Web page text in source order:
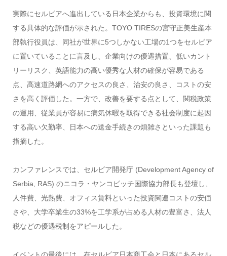
実際にセルビアへ進出している日本企業からも、投資環境に関
する具体的な評価が示された。TOYO TIRESの宮守正美生産本
部執行役員は、同社が世界に5つしかない工場の1つをセルビア
に置いていることに言及し、企業向けの優遇措置、低いカント
リーリスク、英語能力の高い優秀な人材の確保が容易である
点、高速道路網へのアクセスの良さ、治安の良さ、コストの安
さを高く評価した。一方で、改善を要する点として、関税政策
の運用、従業員が容易に病気休暇を取得できる社会制度に起因
する高い欠勤率、日本への送金手続きの煩雑さといった課題も
指摘した。
カンファレンスでは、セルビア開発庁 (Development Agency of
Serbia, RAS) のニコラ・ヤンコビッチ国際協力部長も登壇し、
人件費、光熱費、オフィス賃料といった投資関連コストの安価
さや、大学卒業生の33%を工学系が占める人材の豊富さ、法人
税などの優遇税制をアピールした。
イベントの最後には、在セルビア日本商工会と日本にあるセル